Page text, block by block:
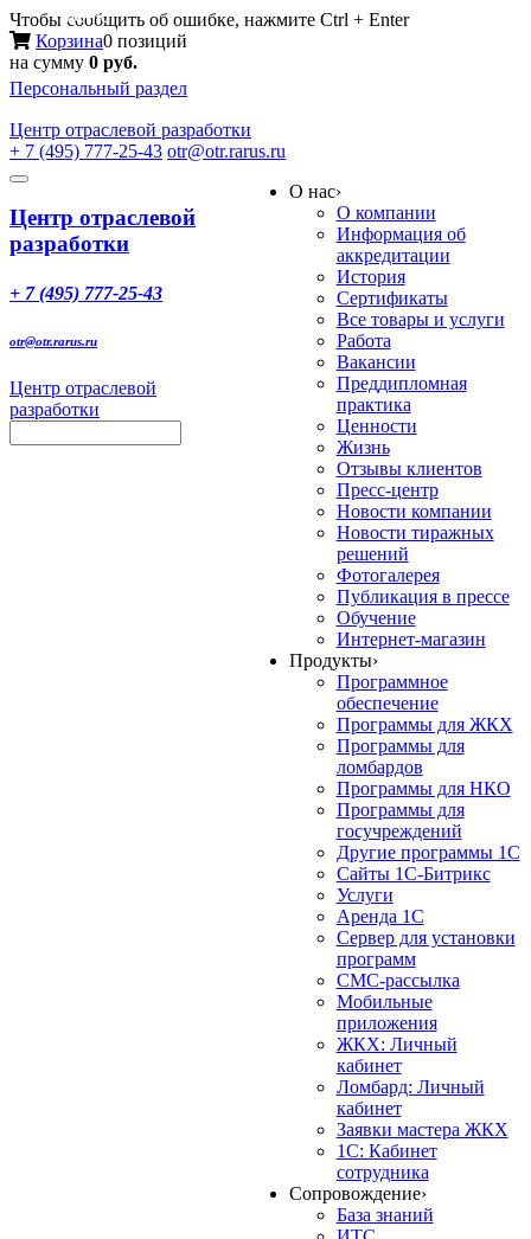
Чтобы сообщить об ошибке, нажмите Ctrl + Enter
Корзина0 позиций
на сумму 0 руб.
Персональный раздел
Центр отраслевой разработки
+ 7 (495) 777-25-43 otr@otr.rarus.ru
Toggle
Меню
Центр отраслевой
разработки
+ 7 (495) 777-25-43
otr@otr.rarus.ru
Центр отраслевой
разработки
О нас›
О компании
Информация об
аккредитации
История
Сертификаты
Все товары и услуги
Работа
Вакансии
Преддипломная
практика
Ценности
Жизнь
Отзывы клиентов
Пресс-центр
Новости компании
Новости тиражных
решений
Фотогалерея
Публикация в прессе
Обучение
Интернет-магазин
Продукты›
Программное
обеспечение
Программы для ЖКХ
Программы для
ломбардов
Программы для НКО
Программы для
госучреждений
Другие программы 1С
Сайты 1С-Битрикс
Услуги
Аренда 1С
Сервер для установки
программ
СМС-рассылка
Мобильные
приложения
ЖКХ: Личный
кабинет
Ломбард: Личный
кабинет
Заявки мастера ЖКХ
1С: Кабинет
сотрудника
Сопровождение›
База знаний